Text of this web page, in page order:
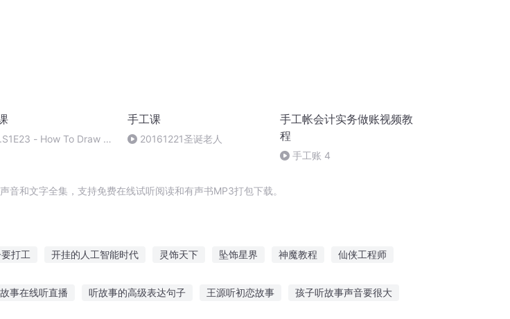
- How To Draw A
手工课
20161221圣诞老人
手工帐会计实务做账视频教
程
手工账 4
和文字全集，支持免费在线试听阅读和有声书MP3打包下载。
打工 开挂的人工智能时代 灵饰天下 坠饰星界 神魔教程 仙侠工程师
事在线听直播 听故事的高级表达句子 王源听初恋故事 孩子听故事声音要很大